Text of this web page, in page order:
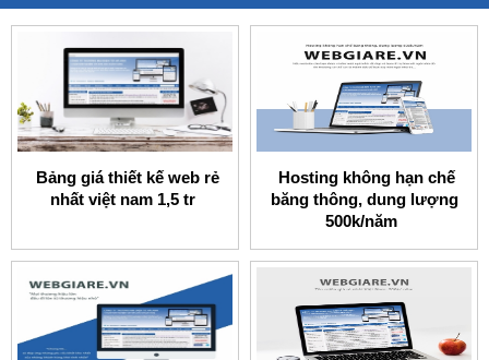
Bảng giá thiết kế web rẻ
nhất việt nam 1,5 tr
Hosting không hạn chế
băng thông, dung lượng
500k/năm